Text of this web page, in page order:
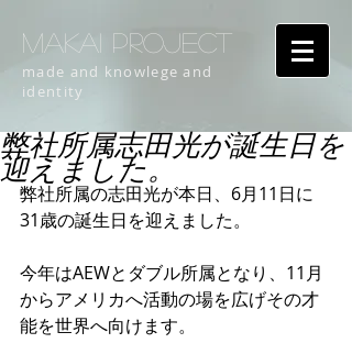
MAKAI PROJECT
made and knowlege and
identity
弊社所属志田光が誕生日を
迎えました。
弊社所属の志田光が本日、6月11日に
31歳の誕生日を迎えました。
今年はAEWとダブル所属となり、11月
からアメリカへ活動の場を広げその才
能を世界へ向けます。